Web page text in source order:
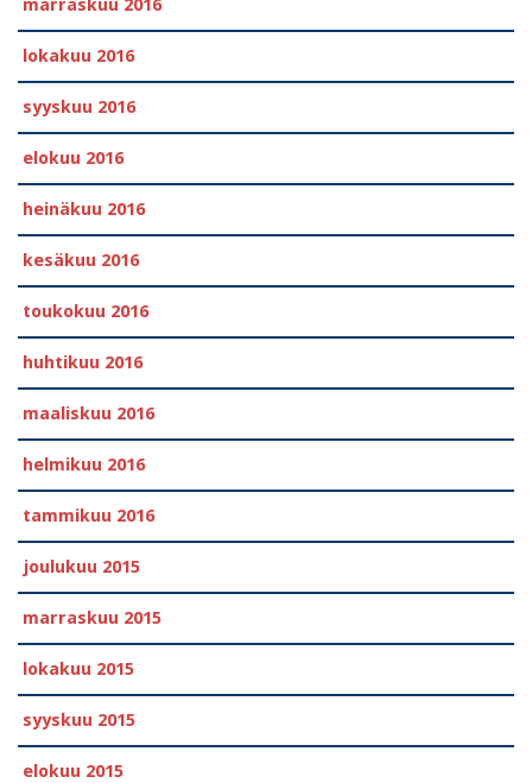
marraskuu 2016
lokakuu 2016
syyskuu 2016
elokuu 2016
heinäkuu 2016
kesäkuu 2016
toukokuu 2016
huhtikuu 2016
maaliskuu 2016
helmikuu 2016
tammikuu 2016
joulukuu 2015
marraskuu 2015
lokakuu 2015
syyskuu 2015
elokuu 2015